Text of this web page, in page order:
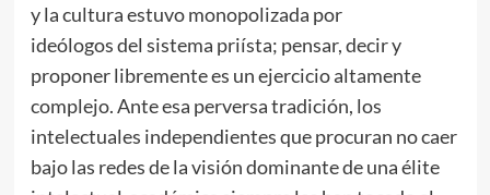
y la cultura estuvo monopolizada por
ideólogos del sistema priísta; pensar, decir y
proponer libremente es un ejercicio altamente
complejo. Ante esa perversa tradición, los
intelectuales independientes que procuran no caer
bajo las redes de la visión dominante de una élite